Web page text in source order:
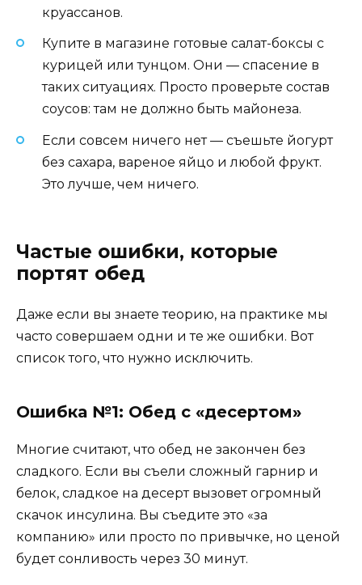
круассанов.
Купите в магазине готовые салат-боксы с
курицей или тунцом. Они — спасение в
таких ситуациях. Просто проверьте состав
соусов: там не должно быть майонеза.
Если совсем ничего нет — съешьте йогурт
без сахара, вареное яйцо и любой фрукт.
Это лучше, чем ничего.
Частые ошибки, которые
портят обед
Даже если вы знаете теорию, на практике мы
часто совершаем одни и те же ошибки. Вот
список того, что нужно исключить.
Ошибка №1: Обед с «десертом»
Многие считают, что обед не закончен без
сладкого. Если вы съели сложный гарнир и
белок, сладкое на десерт вызовет огромный
скачок инсулина. Вы съедите это «за
компанию» или просто по привычке, но ценой
будет сонливость через 30 минут.